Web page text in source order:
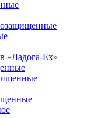
«Ладога-Ex»